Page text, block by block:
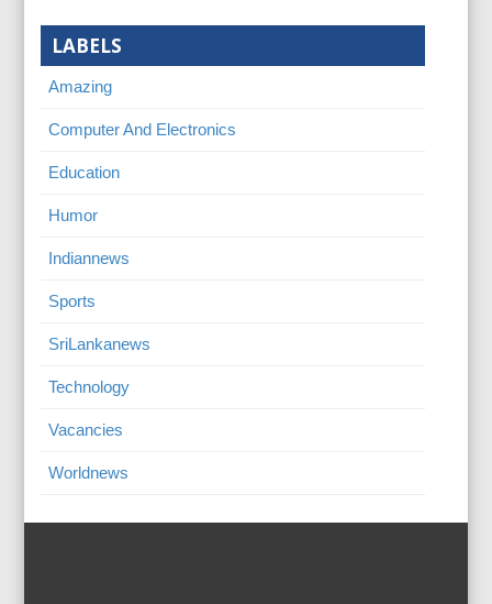
LABELS
Amazing
Computer And Electronics
Education
Humor
Indiannews
Sports
SriLankanews
Technology
Vacancies
Worldnews